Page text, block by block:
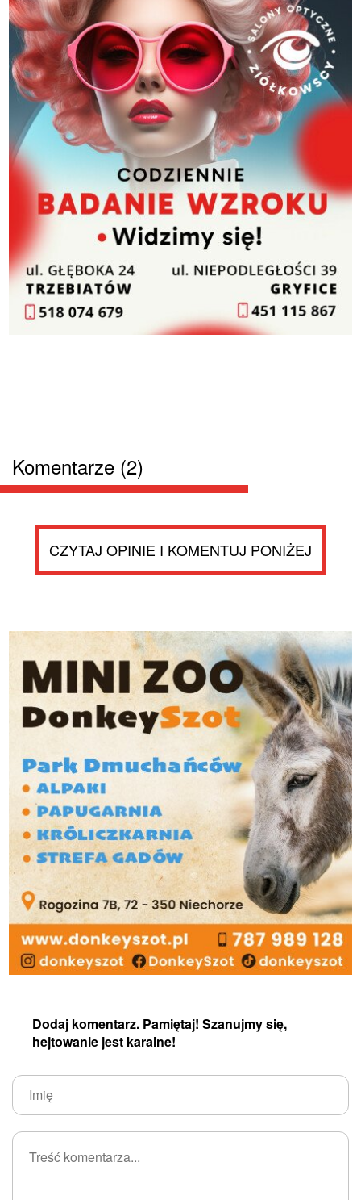
Komentarze (2)
CZYTAJ OPINIE I KOMENTUJ PONIŻEJ
Dodaj komentarz. Pamiętaj! Szanujmy się,
hejtowanie jest karalne!